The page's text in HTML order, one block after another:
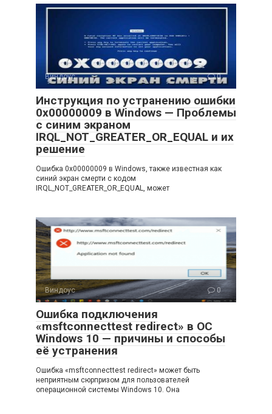
Виндоус 0
Инструкция по устранению ошибки
0x00000009 в Windows — Проблемы
с синим экраном
IRQL_NOT_GREATER_OR_EQUAL и их
решение
Ошибка 0x00000009 в Windows, также известная как
синий экран смерти с кодом
IRQL_NOT_GREATER_OR_EQUAL, может
Виндоус 0
Ошибка подключения
«msftconnecttest redirect» в ОС
Windows 10 — причины и способы
её устранения
Ошибка «msftconnecttest redirect» может быть
неприятным сюрпризом для пользователей
операционной системы Windows 10. Она